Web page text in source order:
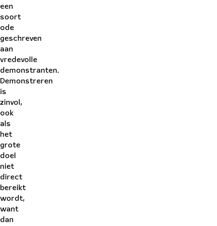
een
soort
ode
geschreven
aan
vredevolle
demonstranten.
Demonstreren
is
zinvol,
ook
als
het
grote
doel
niet
direct
bereikt
wordt,
want
dan